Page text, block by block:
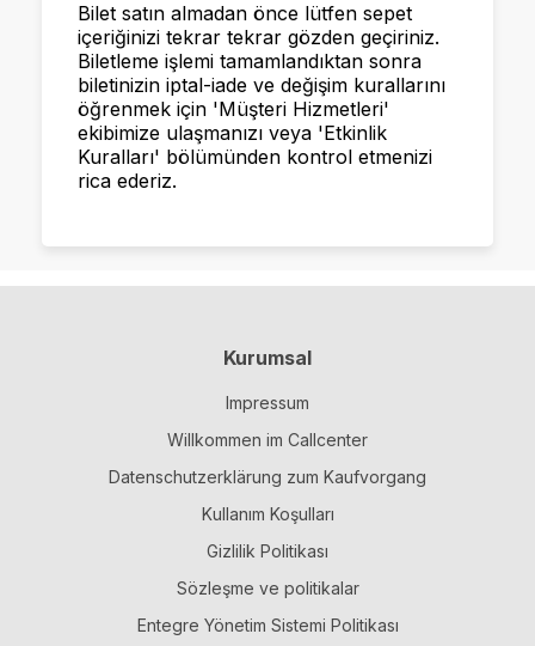
Bilet satın almadan önce lütfen sepet
içeriğinizi tekrar tekrar gözden geçiriniz.
Biletleme işlemi tamamlandıktan sonra
biletinizin iptal-iade ve değişim kurallarını
öğrenmek için 'Müşteri Hizmetleri'
ekibimize ulaşmanızı veya 'Etkinlik
Kuralları' bölümünden kontrol etmenizi
rica ederiz.
Kurumsal
Impressum
Willkommen im Callcenter
Datenschutzerklärung zum Kaufvorgang
Kullanım Koşulları
Gizlilik Politikası
Sözleşme ve politikalar
Entegre Yönetim Sistemi Politikası